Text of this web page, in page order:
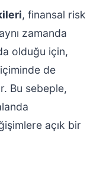
, finansal risk
zamanda
olduğu için,
de
Bu sebeple,
açık bir